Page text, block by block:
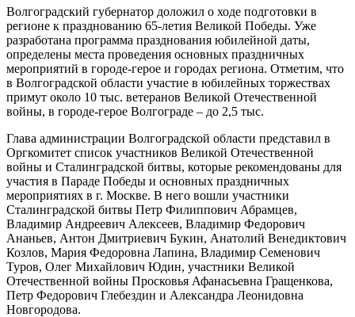
Волгоградский губернатор доложил о ходе подготовки в
регионе к празднованию 65-летия Великой Победы. Уже
разработана программа празднования юбилейной даты,
определены места проведения основных праздничных
мероприятий в городе-герое и городах региона. Отметим, что
в Волгоградской области участие в юбилейных торжествах
примут около 10 тыс. ветеранов Великой Отечественной
войны, в городе-герое Волгограде – до 2,5 тыс.
Глава администрации Волгоградской области представил в
Оргкомитет список участников Великой Отечественной
войны и Сталинградской битвы, которые рекомендованы для
участия в Параде Победы и основных праздничных
мероприятиях в г. Москве. В него вошли участники
Сталинградской битвы Петр Филиппович Абрамцев,
Владимир Андреевич Алексеев, Владимир Федорович
Ананьев, Антон Дмитриевич Букин, Анатолий Венедиктович
Козлов, Мария Федоровна Лапина, Владимир Семенович
Туров, Олег Михайлович Юдин, участники Великой
Отечественной войны Просковья Афанасьевна Гращенкова,
Петр Федорович Глебездин и Александра Леонидовна
Новгородова.